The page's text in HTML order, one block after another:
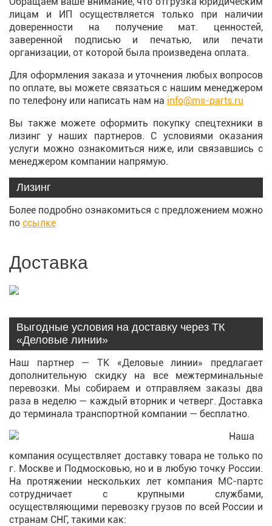
лицам и ИП осуществляется только при наличии
доверенности на получение мат. ценностей,
заверенной подписью и печатью, или печати
организации, от которой была произведена оплата.
Для оформления заказа и уточнения любых вопросов
по оплате, вы можете связаться с нашим менеджером
по телефону или написать нам на info@ms-parts.ru
Вы также можете оформить покупку спецтехники в
лизинг у наших партнеров. С условиями оказания
услуги можно ознакомиться ниже, или связавшись с
менеджером компании напрямую.
Лизинг
Более подробно ознакомиться с предложением можно
по ссылке
Доставка
Выгодные условия на доставку через ТК
«Деловые линии»
Наш партнер — ТК «Деловые линии» предлагает
дополнительную скидку на все межтерминальные
перевозки. Мы собираем и отправляем заказы два
раза в неделю — каждый вторник и четверг. Доставка
до терминала транспортной компании — бесплатно.
Наша
компания осуществляет доставку товара не только по
г. Москве и Подмосковью, но и в любую точку России.
На протяжении нескольких лет компания МС-партс
сотрудничает с крупными службами,
осуществляющими перевозку грузов по всей России и
странам СНГ, такими как: